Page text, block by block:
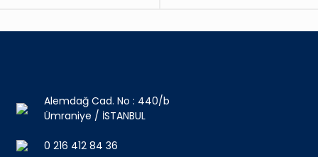
Alemdağ Cad. No : 440/b
Ümraniye / İSTANBUL
0 216 412 84 36